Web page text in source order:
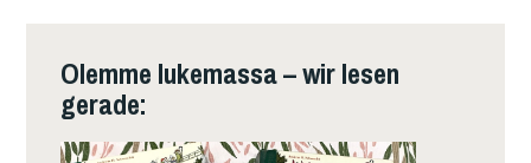
Olemme lukemassa – wir lesen
gerade: